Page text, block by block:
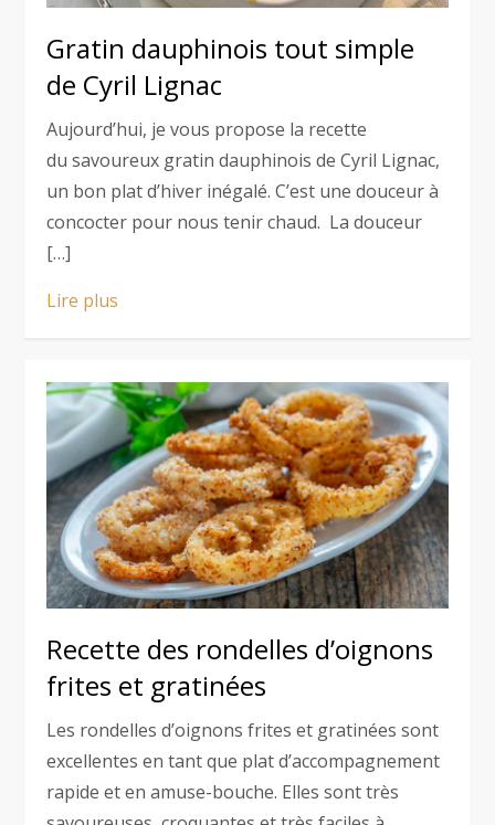
Gratin dauphinois tout simple
de Cyril Lignac
Aujourd’hui, je vous propose la recette
du savoureux gratin dauphinois de Cyril Lignac,
un bon plat d’hiver inégalé. C’est une douceur à
concocter pour nous tenir chaud. La douceur
[…]
Lire plus
Recette des rondelles d’oignons
frites et gratinées
Les rondelles d’oignons frites et gratinées sont
excellentes en tant que plat d’accompagnement
rapide et en amuse-bouche. Elles sont très